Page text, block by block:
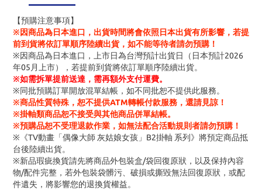
【預購注意事項】
※因商品為日本進口，出貨時間將會依照日本出貨有所影響，若提
前到貨將依訂單順序陸續出貨，如不能等待者請勿預購！
※因商品為日本進口，上市日為台灣預計出貨日（日本預計2026
年05月上市），若提前到貨將依訂單順序陸續出貨。
※如需拆單提前送達，需再額外支付運費。
※同批預購訂單開放混單結帳，如不同批恕不提供此服務。
※商品性質特殊，恕不提供ATM轉帳付款服務，還請見諒！
※掛軸類商品恕不接受與其他商品併單結帳。
※預購品恕不受理退款作業，如無法配合活動規則者請勿預購！
※《TV動畫「偶像大師 灰姑娘女孩」B2掛軸 系列》將預定商品抵
台後陸續出貨。
※新品瑕疵換貨請先將商品外包裝盒/袋回復原狀，以及保持內容
物/配件完整，若外包裝袋髒污、破損或撕毀無法回復原狀，或配
件遺失，將影響您的退換貨權益。